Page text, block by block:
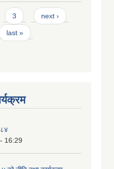
3 next ›
last »
16:29